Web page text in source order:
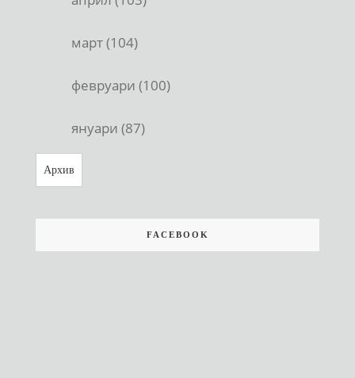
март (104)
февруари (100)
януари (87)
Архив
FACEBOOK